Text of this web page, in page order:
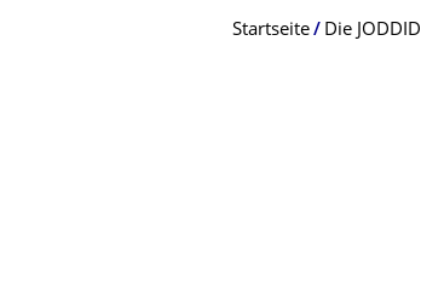
Breadcrumb-Menü
Startseite Die JODDID